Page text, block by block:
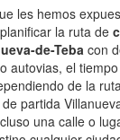
les hemos
la ruta de
de-Teba con
autovias, el
de la
partida
una calle o